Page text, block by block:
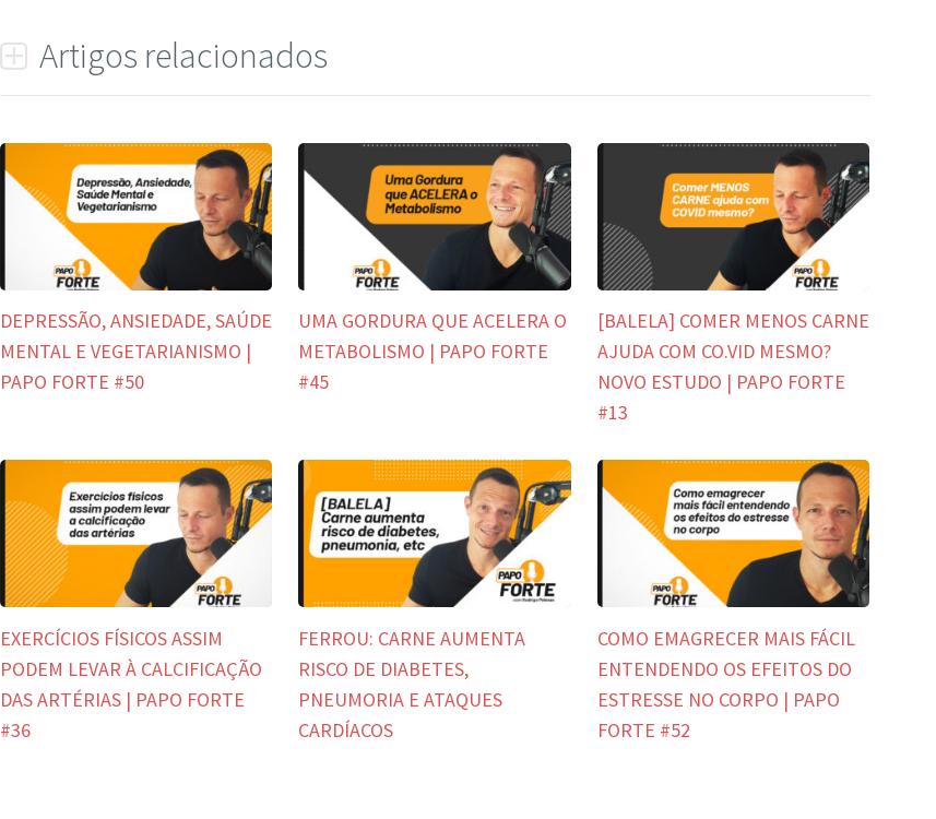
Artigos relacionados
DEPRESSÃO, ANSIEDADE, SAÚDE
MENTAL E VEGETARIANISMO |
PAPO FORTE #50
UMA GORDURA QUE ACELERA O
METABOLISMO | PAPO FORTE
#45
[BALELA] COMER MENOS CARNE
AJUDA COM CO.VID MESMO?
NOVO ESTUDO | PAPO FORTE
#13
EXERCÍCIOS FÍSICOS ASSIM
PODEM LEVAR À CALCIFICAÇÃO
DAS ARTÉRIAS | PAPO FORTE
#36
FERROU: CARNE AUMENTA
RISCO DE DIABETES,
PNEUMORIA E ATAQUES
CARDÍACOS
COMO EMAGRECER MAIS FÁCIL
ENTENDENDO OS EFEITOS DO
ESTRESSE NO CORPO | PAPO
FORTE #52